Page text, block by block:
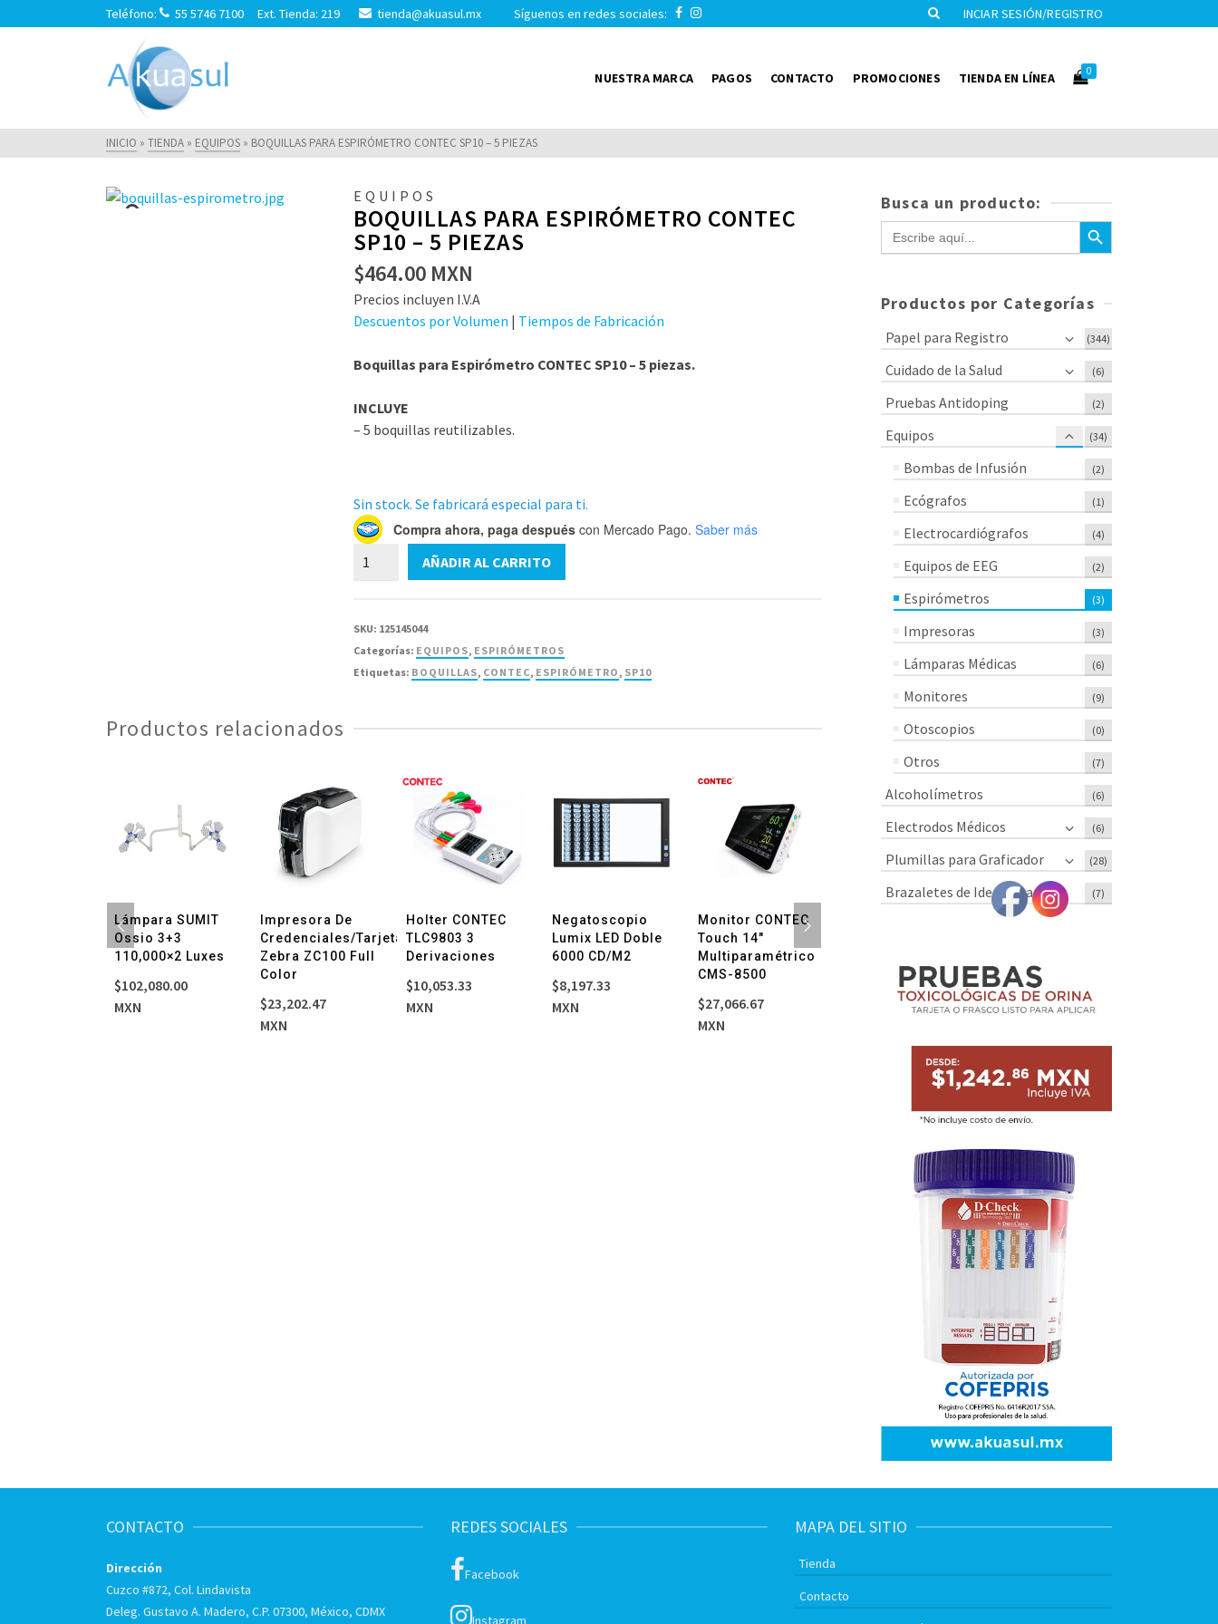
Teléfono: 55 5746 7100 Ext. Tienda: 219 tienda@akuasul.mx Síguenos en redes sociales: INCIAR SESIÓN/REGISTRO
NUESTRA MARCA PAGOS CONTACTO PROMOCIONES TIENDA EN LÍNEA 0
INICIO » TIENDA » EQUIPOS » BOQUILLAS PARA ESPIRÓMETRO CONTEC SP10 – 5 PIEZAS
EQUIPOS
BOQUILLAS PARA ESPIRÓMETRO CONTEC
SP10 – 5 PIEZAS
$464.00 MXN
Precios incluyen I.V.A
Descuentos por Volumen | Tiempos de Fabricación
Boquillas para Espirómetro CONTEC SP10 – 5 piezas.
INCLUYE
– 5 boquillas reutilizables.
Sin stock. Se fabricará especial para ti.
Compra ahora, paga después con Mercado Pago. Saber más
Boquillas
cantidad
AÑADIR AL CARRITO
SKU: 125145044
Categorías: EQUIPOS, ESPIRÓMETROS
Etiquetas: BOQUILLAS, CONTEC, ESPIRÓMETRO, SP10
Productos relacionados
Lámpara SUMIT
Ossio 3+3
110,000×2 Luxes
$102,080.00
MXN
Impresora De
Credenciales/Tarjetas
Zebra ZC100 Full
Color
$23,202.47
MXN
Holter CONTEC
TLC9803 3
Derivaciones
$10,053.33
MXN
Negatoscopio
Lumix LED Doble
6000 CD/M2
$8,197.33
MXN
Monitor CONTEC
Touch 14″
Multiparamétrico
CMS-8500
$27,066.67
MXN
10,053.34
Electrocardiógrafo
ECG600G
$16,704.00
Busca un producto:
Buscar: Botón de búsqueda
Productos por Categorías
Papel para Registro (344)
Cuidado de la Salud (6)
Pruebas Antidoping (2)
Equipos (34)
Bombas de Infusión (2)
Ecógrafos (1)
Electrocardiógrafos (4)
Equipos de EEG (2)
Espirómetros (3)
Impresoras (3)
Lámparas Médicas (6)
Monitores (9)
Otoscopios (0)
Otros (7)
Alcoholímetros (6)
Electrodos Médicos (6)
Plumillas para Graficador (28)
Brazaletes de Identificación (7)
CONTACTO
Dirección
Cuzco #872, Col. Lindavista
Deleg. Gustavo A. Madero, C.P. 07300, México, CDMX
REDES SOCIALES
Facebook
Instagram
MAPA DEL SITIO
Tienda
Contacto